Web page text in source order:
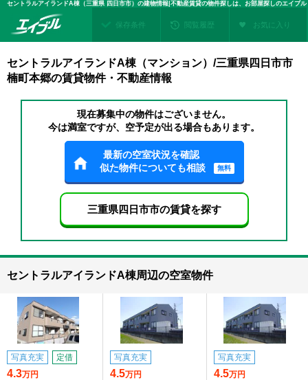
セントラルアイランドA棟（三重県 四日市市）の建物情報|不動産賃貸の物件探しは、お部屋探しのエイブル
保存条件 閲覧履歴 お気に入り
セントラルアイランドA棟（マンション）/三重県四日市市
楠町本郷の賃貸物件・不動産情報
現在募集中の物件はございません。
今は満室ですが、空予定が出る場合もあります。
最新の空室状況を確認
似た物件についても相談
無料
三重県四日市市の賃貸を探す
セントラルアイランドA棟周辺の空室物件
写真充実 定借
4.3万円
写真充実
4.5万円
写真充実
4.5万円